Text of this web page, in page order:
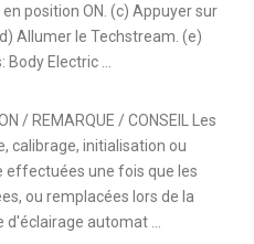
position ON. (c) Appuyer sur
Allumer le Techstream. (e)
Electric ...
/ REMARQUE / CONSEIL Les
calibrage, initialisation ou
une fois que les
ou remplacées lors de la
automat ...